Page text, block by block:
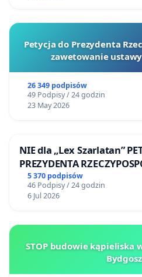
Petycja do Prezydenta
zawetowanie
26 349 podpisów
49 Podpisy / 24 godzin
23 May 2026
NIE dla „Lex Szarlatan”
PREZYDENTA
5 370 podpisów
46 Podpisy / 24 godzin
6 Jul 2026
STOP budowie kąpieliska